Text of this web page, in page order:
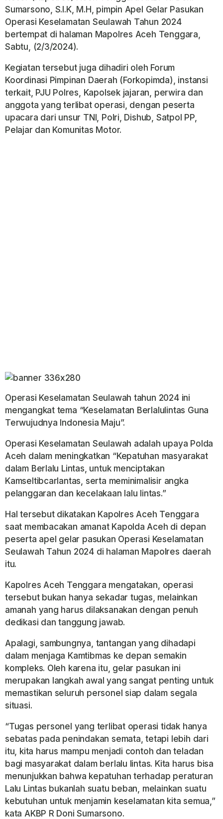
Sumarsono, S.I.K, M.H, pimpin Apel Gelar Pasukan
Operasi Keselamatan Seulawah Tahun 2024
bertempat di halaman Mapolres Aceh Tenggara,
Sabtu, (2/3/2024).
Kegiatan tersebut juga dihadiri oleh Forum
Koordinasi Pimpinan Daerah (Forkopimda), instansi
terkait, PJU Polres, Kapolsek jajaran, perwira dan
anggota yang terlibat operasi, dengan peserta
upacara dari unsur TNI, Polri, Dishub, Satpol PP,
Pelajar dan Komunitas Motor.
Operasi Keselamatan Seulawah tahun 2024 ini
mengangkat tema “Keselamatan Berlalulintas Guna
Terwujudnya Indonesia Maju”.
Operasi Keselamatan Seulawah adalah upaya Polda
Aceh dalam meningkatkan “Kepatuhan masyarakat
dalam Berlalu Lintas, untuk menciptakan
Kamseltibcarlantas, serta meminimalisir angka
pelanggaran dan kecelakaan lalu lintas.”
Hal tersebut dikatakan Kapolres Aceh Tenggara
saat membacakan amanat Kapolda Aceh di depan
peserta apel gelar pasukan Operasi Keselamatan
Seulawah Tahun 2024 di halaman Mapolres daerah
itu.
Kapolres Aceh Tenggara mengatakan, operasi
tersebut bukan hanya sekadar tugas, melainkan
amanah yang harus dilaksanakan dengan penuh
dedikasi dan tanggung jawab.
Apalagi, sambungnya, tantangan yang dihadapi
dalam menjaga Kamtibmas ke depan semakin
kompleks. Oleh karena itu, gelar pasukan ini
merupakan langkah awal yang sangat penting untuk
memastikan seluruh personel siap dalam segala
situasi.
“Tugas personel yang terlibat operasi tidak hanya
sebatas pada penindakan semata, tetapi lebih dari
itu, kita harus mampu menjadi contoh dan teladan
bagi masyarakat dalam berlalu lintas. Kita harus bisa
menunjukkan bahwa kepatuhan terhadap peraturan
Lalu Lintas bukanlah suatu beban, melainkan suatu
kebutuhan untuk menjamin keselamatan kita semua,”
kata AKBP R Doni Sumarsono.